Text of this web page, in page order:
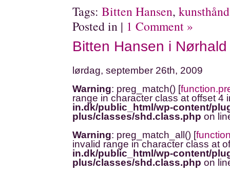
Tags: Bitten Hansen,
Posted in | 1 Comment »
Bitten Hansen i Nørhald
lørdag, september 26th, 2009
Warning: preg_match() [
range in character class at offset 4
in.dk/public_html/wp-content/
plus/classes/shd.class.php on
Warning: preg_match_all() [
invalid range in character class at
in.dk/public_html/wp-content/
plus/classes/shd.class.php on